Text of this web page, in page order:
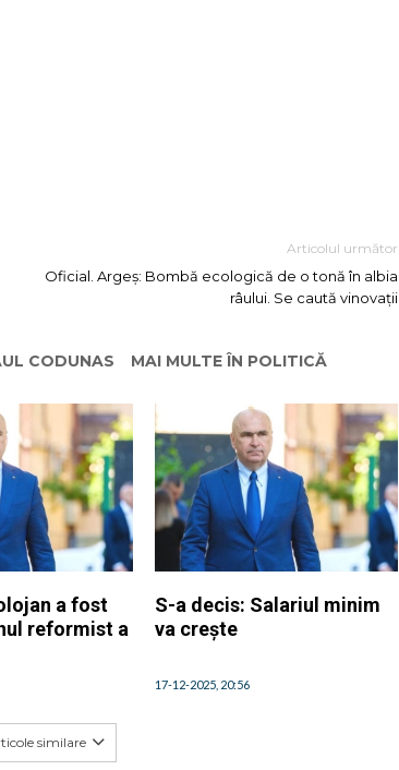
Articolul următor
Oficial. Argeș: Bombă ecologică de o tonă în albia
râului. Se caută vinovații
CODUNAS MAI MULTE ÎN POLITICĂ
a fost
reformist a
S-a decis: Salariul minim
va crește
17-12-2025, 20:56
similare